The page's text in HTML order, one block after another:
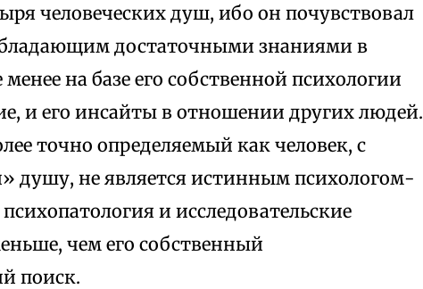
человеческих душ, ибо он почувствовал
достаточными знаниями в
на базе его собственной психологии
и его инсайты в отношении других людей.
точно определяемый как человек, с
не является истинным психологом-
и исследовательские
чем его собственный
поиск.